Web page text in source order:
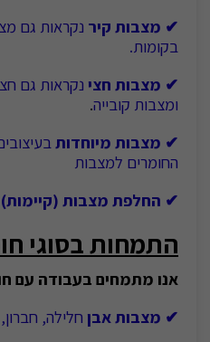
✔ מצבות קיר נקראות גם
בקומות.
✔ מצבות חצי נקראות גם
ומצבות קובייה.
✔ מצבות מיוחדות
החומרים למצבות
✔ החלפת מצבות (קיימות)
התמחות בסוגי
אנו מתמחים בעבודה עם
✔ מצבות אבן חלילה,